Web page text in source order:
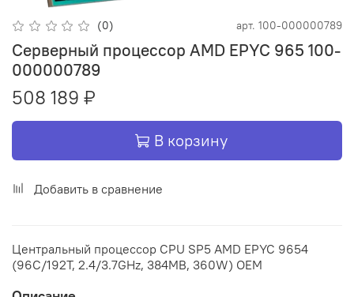
(0) арт. 100-000000789
Серверный процессор AMD EPYC 965 100-
000000789
508 189 ₽
В корзину
Добавить в сравнение
Центральный процессор CPU SP5 AMD EPYC 9654
(96C/192T, 2.4/3.7GHz, 384MB, 360W) OEM